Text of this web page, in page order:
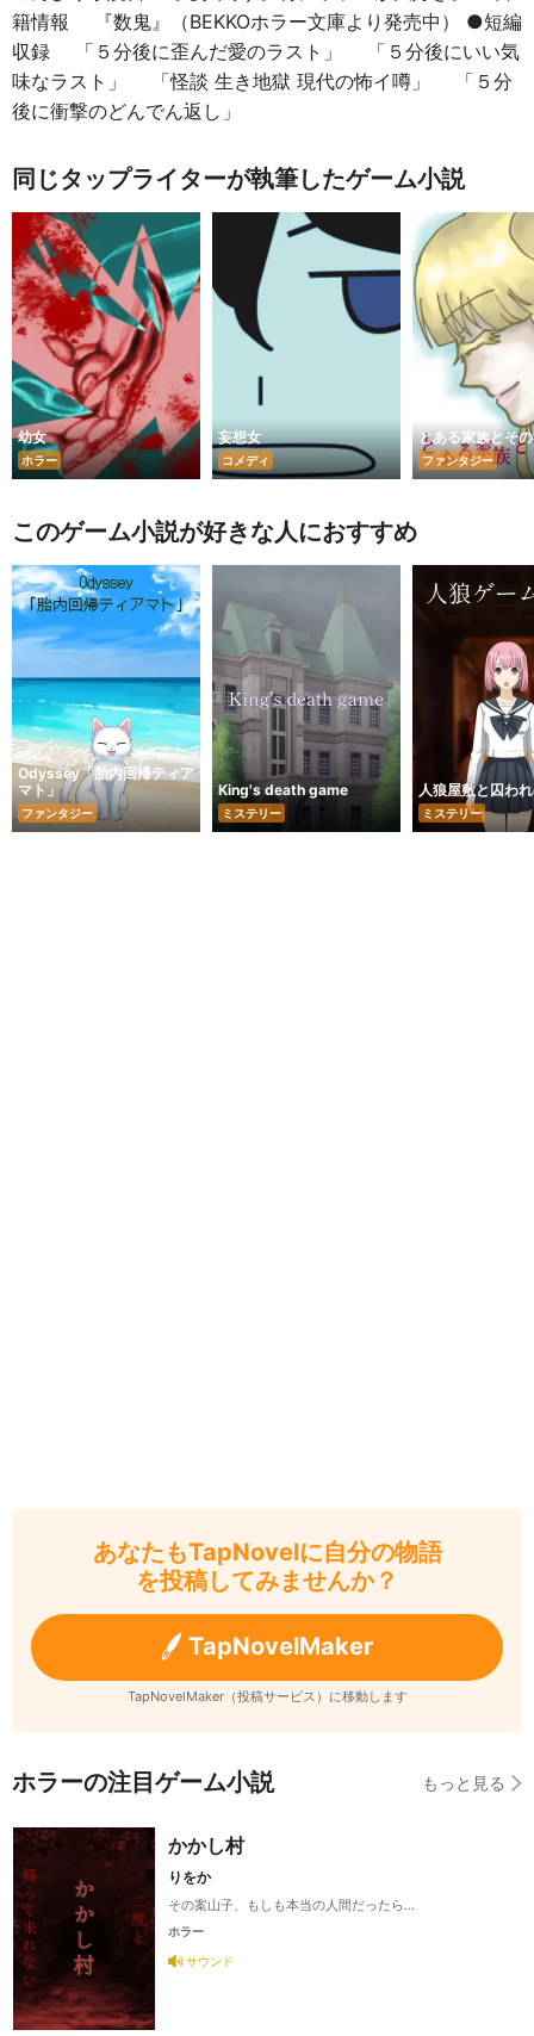
籍情報 『数鬼』（BEKKOホラー文庫より発売中） ●短編
収録 「５分後に歪んだ愛のラスト」 「５分後にいい気
味なラスト」 「怪談 生き地獄 現代の怖イ噂」 「５分
後に衝撃のどんでん返し」
同じタップライターが執筆したゲーム小説
幼女
ホラー
妄想女
コメディ
とある家族とそ
ファンタジー
このゲーム小説が好きな人におすすめ
Odyssey「胎内回帰ティア
マト」
ファンタジー
King's death game
ミステリー
人狼屋敷と囚わ
ミステリー
あなたもTapNovelに自分の物語
を投稿してみませんか？
TapNovelMaker
TapNovelMaker（投稿サービス）に移動します
ホラーの注目ゲーム小説 もっと見る
かかし村
りをか
その案山子、もしも本当の人間だったら…
ホラー
サウンド